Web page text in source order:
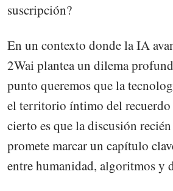
suscripción?
En un contexto donde la IA
2Wai plantea un dilema
punto queremos que la
el territorio íntimo del recuerdo
cierto es que la discusión
promete marcar un capítulo
entre humanidad, algoritmos y